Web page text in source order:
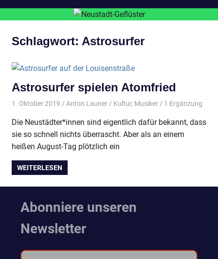
Schlagwort: Astrosurfer
Astrosurfer spielen Atomfried
1. Oktober 2019 Anton Launer Kultur, Musiker/ 1 Ergänzung
Die Neustädter*innen sind eigentlich dafür bekannt, dass
sie so schnell nichts überrascht. Aber als an einem
heißen August-Tag plötzlich ein
WEITERLESEN
Abonniere unseren
Newsletter